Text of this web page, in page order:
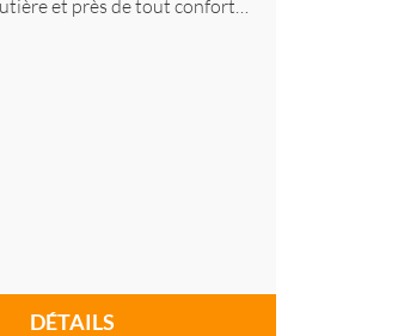
et près de tout confort…
DÉTAILS